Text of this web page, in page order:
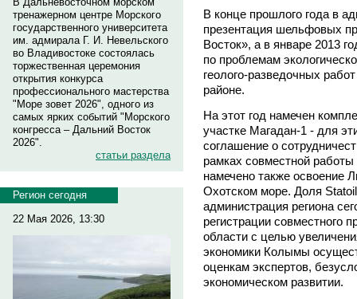
тренажерном центре Морского
государственного университета
им. адмирала Г. И. Невельского
во Владивостоке состоялась
торжественная церемония
открытия конкурса
профессионального мастерства
"Море зовет 2026", одного из
самых ярких событий "Морского
конгресса – Дальний Восток
2026".
статьи раздела
Регион сегодня
22 Мая 2026, 13:30
В конце прошлого года в
презентация шельфовых
Восток», а в январе 2013
по проблемам
геолого-разведочных
районе.
На этот год намечен
участке Магадан-1 - для
соглашение о
рамках совместной
намечено также освоение
Охотском море. Доля
администрация региона
регистрации совместного
области с целью
экономики Колымы
оценкам экспертов,
экономическом развитии.